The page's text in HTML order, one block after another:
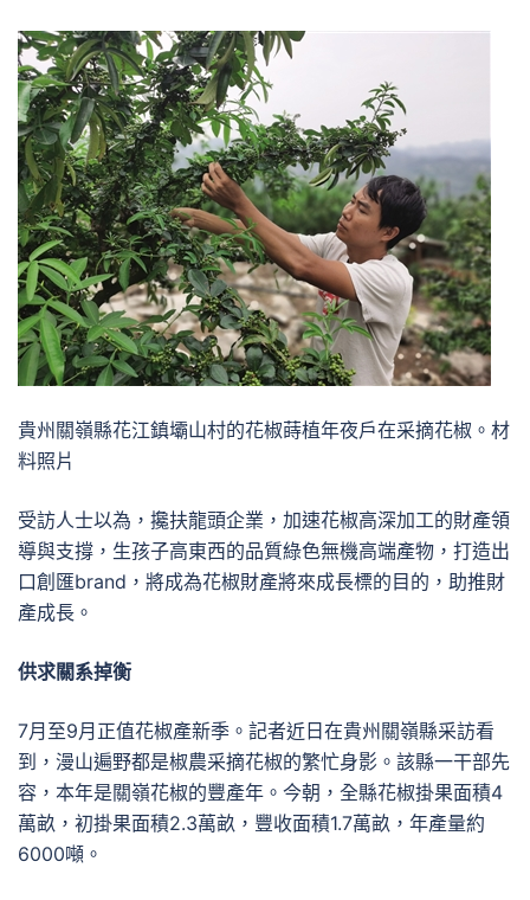
貴州關嶺縣花江鎮壩山村的花椒蒔植年夜戶在采摘花椒。材
料照片
受訪人士以為，攙扶龍頭企業，加速花椒高深加工的財產領
導與支撐，生孩子高東西的品質綠色無機高端產物，打造出
口創匯brand，將成為花椒財產將來成長標的目的，助推財
產成長。
供求關系掉衡
7月至9月正值花椒產新季。記者近日在貴州關嶺縣采訪看
到，漫山遍野都是椒農采摘花椒的繁忙身影。該縣一干部先
容，本年是關嶺花椒的豐產年。今朝，全縣花椒掛果面積4
萬畝，初掛果面積2.3萬畝，豐收面積1.7萬畝，年產量約
6000噸。